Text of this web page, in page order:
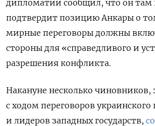
дипломатии сообщил, что он там
подтвердит позицию Анкары о
мирные переговоры должны
стороны для «справедливого и
разрешения конфликта.
Накануне несколько
с ходом переговоров украинского
и лидеров западных государств,